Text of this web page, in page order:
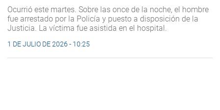
Ocurrió este martes. Sobre las once de la noche, el hombre
fue arrestado por la Policía y puesto a disposición de la
Justicia. La víctima fue asistida en el hospital.
1 DE JULIO DE 2026 - 10:25